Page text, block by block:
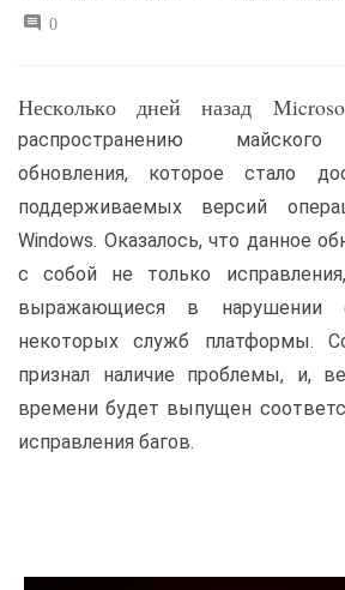
ИНТЕРНЕТ И СВЯЗЬ
0
Несколько дней назад
распространению майского
обновления, которое стало
поддерживаемых версий
Windows. Оказалось, что данное
с собой не только
выражающиеся в нарушении
некоторых служб платформы.
признал наличие проблемы, и,
времени будет выпущен
исправления багов.